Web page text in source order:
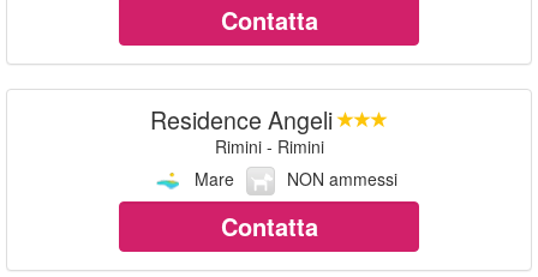
Contatta
Residence Angeli
Rimini - Rimini
Mare
NON ammessi
Contatta